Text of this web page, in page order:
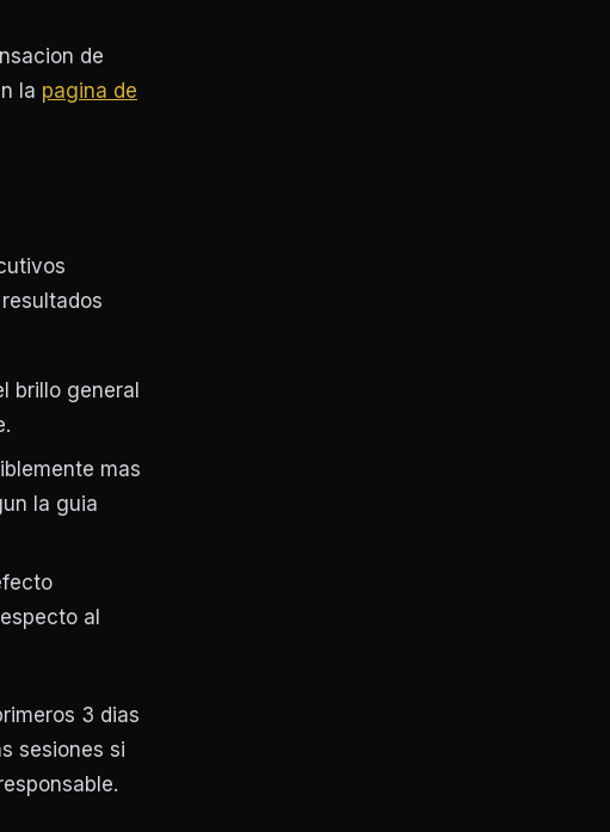
de
la pagina de
brillo general
mas
la guia
al
3 dias
sesiones si